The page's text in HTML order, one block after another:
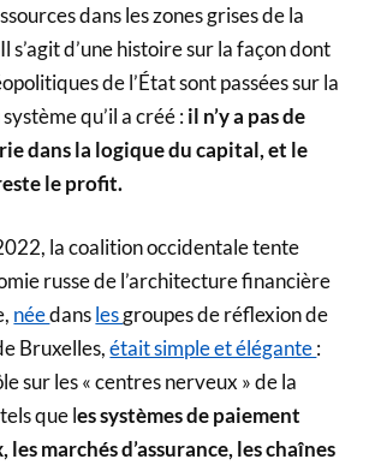
dans les zones grises de la
s’agit d’une histoire sur la façon dont
de l’État sont passées sur la
qu’il a créé :il n’y a pas de
dans la logique du capital, et le
le profit.
la coalition occidentale tente
russe de l’architecture financière
néedanslesgroupes de réflexion de
Bruxelles,était simple et élégante:
sur les « centres nerveux » de la
que les systèmes de paiement
marchés d’assurance, les chaînes